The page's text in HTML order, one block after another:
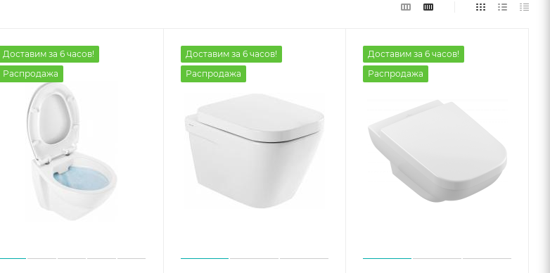
Доставим за 6 часов!
Распродажа
Доставим за 6 часов!
Распродажа
Доставим за 6 часов!
Распродажа